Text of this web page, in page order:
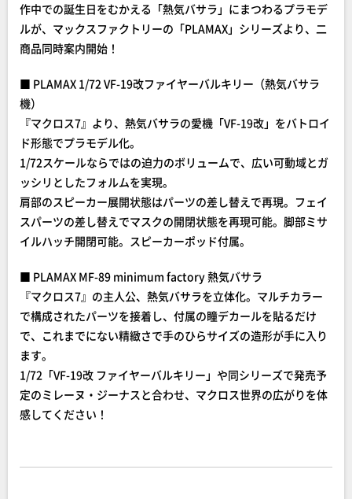
作中での誕生日をむかえる「熱気バサラ」にまつわるプラモデ
ルが、マックスファクトリーの「PLAMAX」シリーズより、二
商品同時案内開始！
■ PLAMAX 1/72 VF-19改ファイヤーバルキリー（熱気バサラ
機）
『マクロス7』より、熱気バサラの愛機「VF-19改」をバトロイ
ド形態でプラモデル化。
1/72スケールならではの迫力のボリュームで、広い可動域とガ
ッシリとしたフォルムを実現。
肩部のスピーカー展開状態はパーツの差し替えで再現。フェイ
スパーツの差し替えでマスクの開閉状態を再現可能。脚部ミサ
イルハッチ開閉可能。スピーカーポッド付属。
■ PLAMAX MF-89 minimum factory 熱気バサラ
『マクロス7』の主人公、熱気バサラを立体化。マルチカラー
で構成されたパーツを接着し、付属の瞳デカールを貼るだけ
で、これまでにない精緻さで手のひらサイズの造形が手に入り
ます。
1/72「VF-19改 ファイヤーバルキリー」や同シリーズで発売予
定のミレーヌ・ジーナスと合わせ、マクロス世界の広がりを体
感してください！